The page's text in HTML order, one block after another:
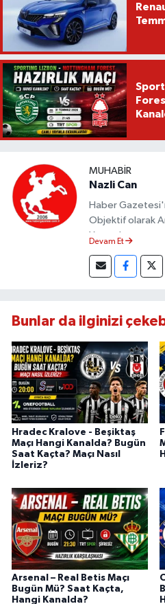
MUHABIR
Nazli Can
Haber
Objektif olarak
Yapmaktayım.
Devam Et
Bunlar da ilginizi
Hradec Kralove - Beşiktaş
Maçı Hangi Kanalda? Bugün
Saat Kaçta? Maçı Nasıl
İzleriz?
Arsenal – Real Betis Maçı
Bugün Mü? Saat Kaçta,
Hangi Kanalda?